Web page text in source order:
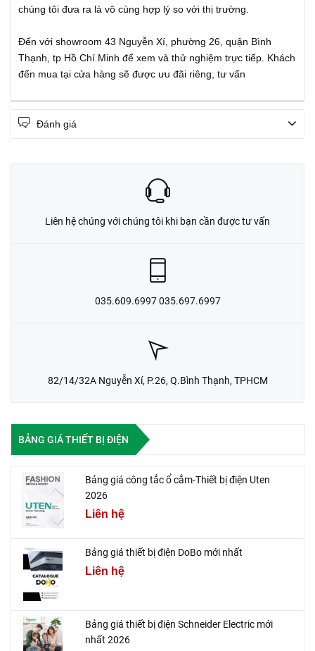
chúng tôi đưa ra là vô cùng hợp lý so với thị trường.
Đến với showroom 43 Nguyễn Xí, phường 26, quận Bình
Thạnh, tp Hồ Chí Minh để xem và thử nghiệm trực tiếp. Khách
đến mua tại cửa hàng sẽ được ưu đãi riêng, tư vấn
Đánh giá
Liên hệ chúng với chúng tôi khi bạn cần được tư vấn
035.609.6997 035.697.6997
82/14/32A Nguyễn Xí, P.26, Q.Bình Thạnh, TPHCM
BẢNG GIÁ THIẾT BỊ ĐIỆN
Bảng giá công tắc ổ cắm-Thiết bị điện Uten
2026
Liên hệ
Bảng giá thiết bị điện DoBo mới nhất
Liên hệ
Bảng giá thiết bị điện Schneider Electric mới
nhất 2026